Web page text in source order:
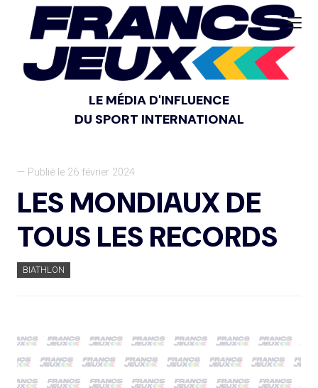
LE MÉDIA D'INFLUENCE
DU SPORT INTERNATIONAL
— Publié le 26 février 2024
LES MONDIAUX DE
TOUS LES RECORDS
BIATHLON